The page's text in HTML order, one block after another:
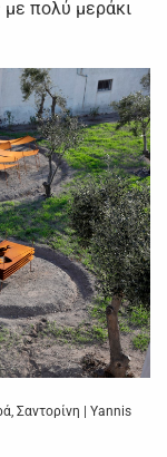
με πολύ μεράκι
Σαντορίνη | Yannis